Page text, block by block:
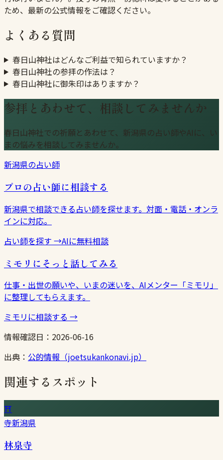
ため、最新の公式情報をご確認ください。
よくある質問
春日山神社はどんなご利益で知られていますか？
春日山神社の参拝の作法は？
春日山神社に御朱印はありますか？
参拝とあわせて、相談してみませんか
春日山神社での祈願とあわせて、新潟県の占い師やAIに、い
まの悩みを相談してみませんか。
新潟県の占い師
プロの占い師に相談する
新潟県で相談できる占い師を探せます。対面・電話・オンラ
インに対応。
占い師を探す →AIに無料相談
ミモリにそっと話してみる
仕事・出世の願いや、いまの迷いを、AIメンター「ミモリ」
に整理してもらえます。
ミモリに相談する →
情報確認日： 2026-06-16
出典： 公的情報（joetsukankonavi.jp）
関連するスポット
⛩
寺新潟県
林泉寺